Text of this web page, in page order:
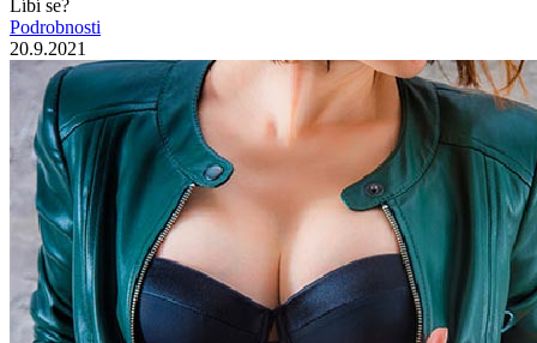
Líbí se?
Podrobnosti
20.9.2021